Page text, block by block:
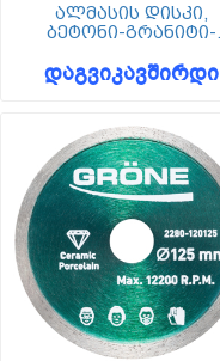
ალმასის დისკი,
ბეტონი-გრანიტი-
დაგვიკავშირდი